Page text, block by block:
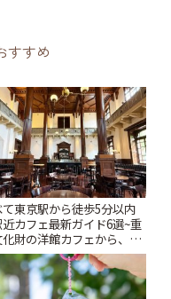
すすめ
て東京駅から徒歩5分以内
カフェ最新ガイド6選~重
財の洋館カフェから、改
のレトロ喫茶まで~ | こと